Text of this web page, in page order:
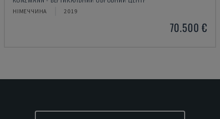
НІМЕЧЧИНА 2019
70.500 €